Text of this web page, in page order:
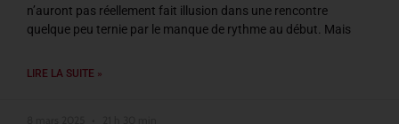
n’auront pas réellement fait illusion dans une rencontre
quelque peu ternie par le manque de rythme au début. Mais
LIRE LA SUITE »